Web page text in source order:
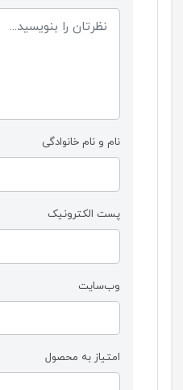
نام و نام خانوادگی
پست الکترونیک
وب‌سایت
امتیاز به محصول